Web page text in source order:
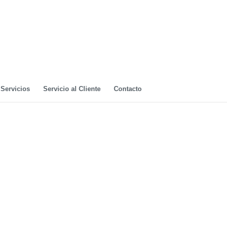
Servicios Servicio al Cliente Contacto